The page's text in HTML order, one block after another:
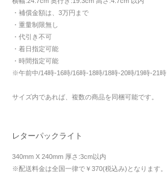
・補償金額は、3万円まで
・重量制限無し
・代引き不可
・着日指定可能
・時間指定可能
※午前中/14時-16時/16時-18時/18時-20時/19時-21時
サイズ内であれば、複数の商品を同梱可能です。
レターパックライト
340mm X 240mm 厚さ:3cm以内
※配送料金は全国一律で￥370(税込み)となります。